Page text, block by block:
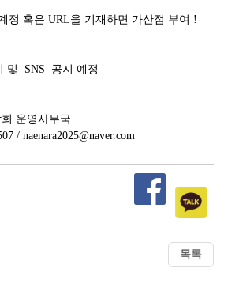
정 혹은 URL을 기재하면 가산점 부여 !
및 SNS 공지 예정
운영사무국
/ naenara2025@naver.com